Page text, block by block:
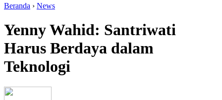
Beranda › News
Yenny Wahid: Santriwati
Harus Berdaya dalam
Teknologi